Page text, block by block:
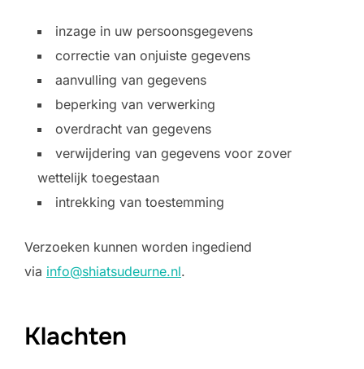
inzage in uw persoonsgegevens
correctie van onjuiste gegevens
aanvulling van gegevens
beperking van verwerking
overdracht van gegevens
verwijdering van gegevens voor zover
wettelijk toegestaan
intrekking van toestemming
Verzoeken kunnen worden ingediend
via info@shiatsudeurne.nl.
Klachten